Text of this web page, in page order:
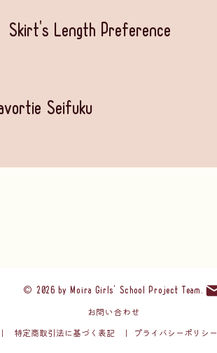
Length Preference
Seifuku
© 2026 by Moira Girls' School Project Team
お問い合わせ
特定商取引法に基づく表記
| | プライバ シーポリシー